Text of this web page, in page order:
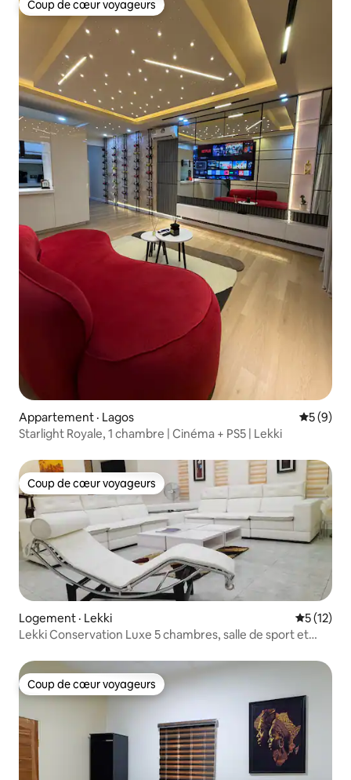
Coup de cœur voyageurs
Coup de cœur voyageurs
Appartement · Lagos Note
5 (9)
Starlight Royale, 1 chambre | Cinéma + PS5 | Lekki
Coup de cœur voyageurs
Coup de cœur voyageurs
Logement · Lekki Note
5 (12)
Lekki Conservation Luxe 5 chambres, salle de sport et
Coup de cœur voyageurs
Coup de cœur voyageurs